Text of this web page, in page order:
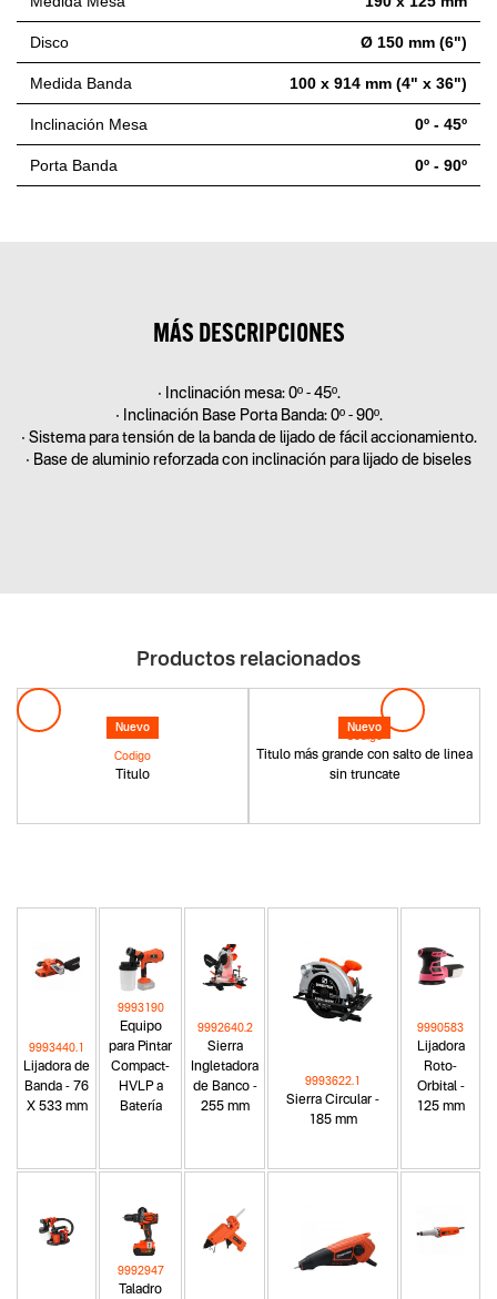
Disco Ø 150 mm (6")
Medida Banda 100 x 914 mm (4" x 36")
Inclinación Mesa 0º - 45º
Porta Banda 0º - 90º
MÁS DESCRIPCIONES
• Inclinación mesa: 0º - 45º.
• Inclinación Base Porta Banda: 0º - 90º.
• Sistema para tensión de la banda de lijado de fácil accionamiento.
• Base de aluminio reforzada con inclinación para lijado de biseles
Productos relacionados
Nuevo
Titulo
Codigo
Nuevo
Titulo más grande con salto de linea
sin truncate
Codigo
Lijadora de
Banda - 76
X 533 mm
9993440.1
Equipo
para Pintar
Compact-
HVLP a
Batería
9993190
Sierra
Ingletadora
de Banco -
255 mm
9992640.2
Sierra Circular -
185 mm
9993622.1
Lijadora
Roto-
Orbital -
125 mm
9990583
Taladro
9992947